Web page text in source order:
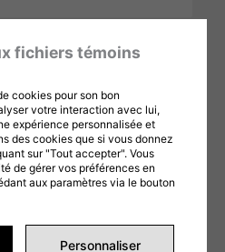
ENVOYER LA DEMANDE
fichiers témoins
cookies pour son bon
votre interaction avec lui,
expérience personnalisée et
des cookies que si vous donnez
sur "Tout accepter". Vous
de gérer vos préférences en
aux paramètres via le bouton
Personnaliser